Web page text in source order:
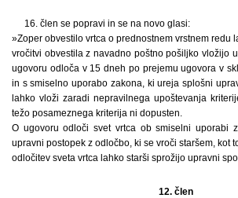
16. člen se popravi in se na novo glasi:
»Zoper obvestilo vrtca o prednostnem vrstnem redu
vročitvi obvestila z navadno poštno pošiljko vložijo
ugovoru odloča v 15 dneh po prejemu ugovora v
in s smiselno uporabo zakona, ki ureja splošni
lahko vloži zaradi nepravilnega upoštevanja
težo posameznega kriterija ni dopusten.
O ugovoru odloči svet vrtca ob smiselni uporabi
upravni postopek z odločbo, ki se vroči staršem, kot
odločitev sveta vrtca lahko starši sprožijo upravni
12. člen